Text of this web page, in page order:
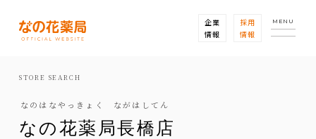
企業
情報
採用
情報
MENU
STORE SEARCH
なのはなやっきょく ながはしてん
なの花薬局長橋店